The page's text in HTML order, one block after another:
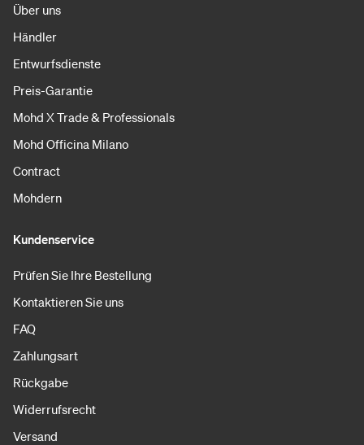
Über uns
Händler
Entwurfsdienste
Preis-Garantie
Mohd X Trade & Professionals
Mohd Officina Milano
Contract
Mohdern
Kundenservice
Prüfen Sie Ihre Bestellung
Kontaktieren Sie uns
FAQ
Zahlungsart
Rückgabe
Widerrufsrecht
Versand